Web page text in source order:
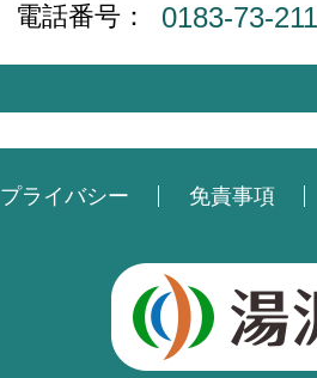
電話番号： 0183-73-
プライバシー 免責事項